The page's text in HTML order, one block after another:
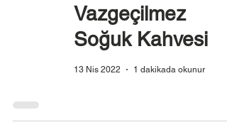
Vazgeçilmez
Soğuk Kahvesi
13 Nis 2022 1 dakikada okunur